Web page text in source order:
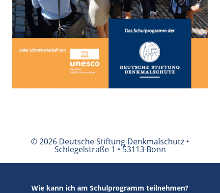
© 2026 Deutsche Stiftung Denkmalschutz •
Schlegelstraße 1 • 53113 Bonn
Wie kann ich am Schulprogramm teilnehmen?